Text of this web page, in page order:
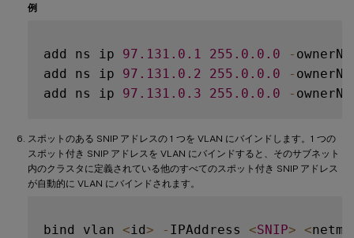
例
add ns ip 97.131 .0 .1 255.0 .0 .0 -
add ns ip 97.131 .0 .2 255.0 .0 .0 -
add ns ip 97.131 .0 .3 255.0 .0 .0 -
スポットのある SNIP アドレスの 1 つを VLAN にバインドします。1 つの
スポット付き SNIP アドレスを VLAN にバインドすると、そのサブネット
内のクラスタに定義されている他のすべてのスポット付き SNIP アドレス
が自動的に VLAN にバインドされます。
bind vlan <id> - IPAddress <SNIP> <